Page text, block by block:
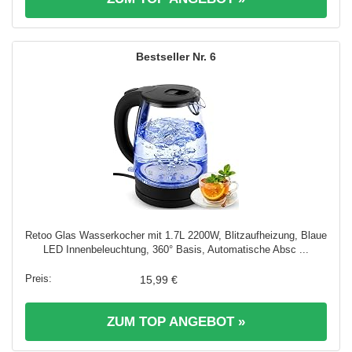
6
Retoo Glas Wasserkocher mit 1.7L 2200W, Blitzaufheizung, Blaue
LED Innenbeleuchtung, 360° Basis, Automatische Absc ...
15,99 €
ZUM TOP ANGEBOT »